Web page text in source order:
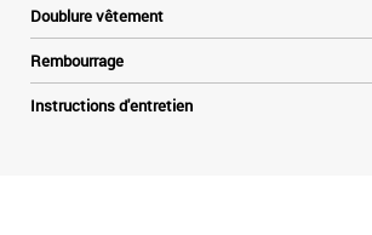
Doublure vêtement
Rembourrage
Instructions d'entretien